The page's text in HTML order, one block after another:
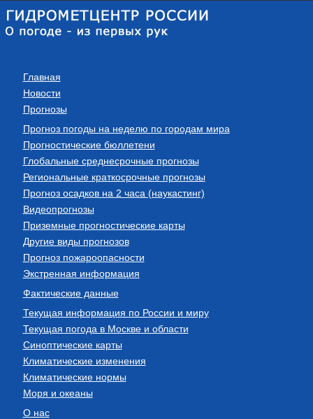
Главная
Новости
Прогнозы
Прогноз погоды на неделю по городам мира
Прогностические бюллетени
Глобальные среднесрочные прогнозы
Региональные краткосрочные прогнозы
Прогноз осадков на 2 часа (наукастинг)
Видеопрогнозы
Приземные прогностические карты
Другие виды прогнозов
Прогноз пожароопасности
Экстренная информация
Фактические данные
Текущая информация по России и миру
Текущая погода в Москве и области
Синоптические карты
Климатические изменения
Климатические нормы
Моря и океаны
О нас